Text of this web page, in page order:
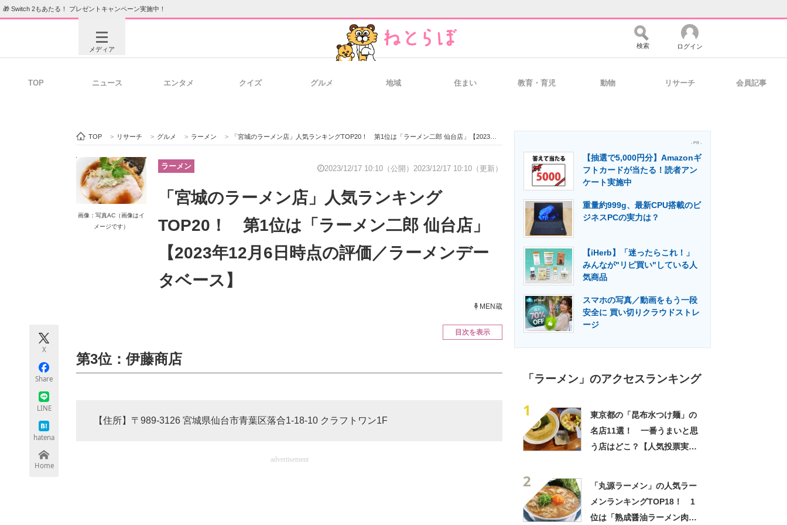
🎁 Switch 2もあたる！ プレゼントキャンペーン実施中！
メディア
ビジネスと働き方のヒント 経営リーダーのコミュニティ マーケ×ITの今がよく分かる
ITエンジニア向け専門サイト IT製品の技術・比較・事例 製造業のIT導入・活用を支援
エレクトロニクス専門サイト エネルギーの専門メディア 建設×テクノロジーの最前線
検索 ログイン
TOP ニュース エンタメ クイズ グルメ 地域 住まい 教育・育児 動物 リサーチ 会員記事
TOP > リサーチ > グルメ > ラーメン > 「宮城のラーメン店」人気ランキングTOP20！ 第1位は「ラーメン二郎 仙台店」【2023年12月6日時点の評価／ラーメンデータベース】
画像：写真AC（画像はイ
メージです）
ラーメン 2023/12/17 10:10（公開） 2023/12/17 10:10（更新）
「宮城のラーメン店」人気ランキング
TOP20！ 第1位は「ラーメン二郎 仙台店」
【2023年12月6日時点の評価／ラーメンデー
タベース】
MEN蔵
X
Share
LINE
hatena
Home
目次を表示
第3位：伊藤商店
【住所】〒989-3126 宮城県仙台市青葉区落合1-18-10 クラフトワン1F
advertisement
- PR -
【抽選で5,000円分】Amazonギ
フトカードが当たる！読者アン
ケート実施中
重量約999g、最新CPU搭載のビ
ジネスPCの実力は？
【iHerb】「迷ったらこれ！」
みんなが"リピ買い"している人
気商品
スマホの写真／動画をもう一段
安全に 買い切りクラウドストレ
ージ
「ラーメン」のアクセスランキング
1
東京都の「昆布水つけ麺」の
名店11選！ 一番うまいと思
う店はどこ？【人気投票実施
2
「丸源ラーメン」の人気ラー
メンランキングTOP18！ 1
位は「熟成醤油ラーメン肉そ